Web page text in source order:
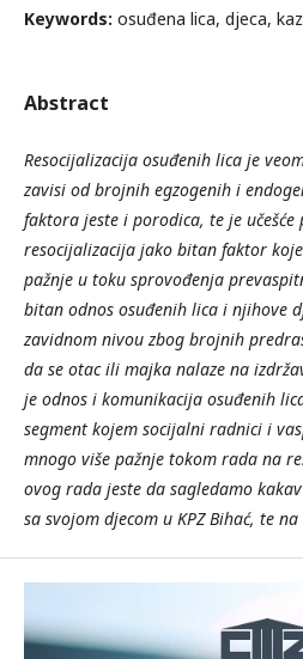
Keywords: osuđena lica, djeca,
Abstract
Resocijalizacija osuđenih lica je
zavisi od brojnih egzogenih i
faktora jeste i porodica, te je učešće
resocijalizacija jako bitan faktor
pažnje u toku sprovođenja
bitan odnos osuđenih lica i njihove
zavidnom nivou zbog brojnih
da se otac ili majka nalaze na
je odnos i komunikacija osuđenih
segment kojem socijalni radnici i
mnogo više pažnje tokom rada na
ovog rada jeste da sagledamo
sa svojom djecom u KPZ Bihać, te